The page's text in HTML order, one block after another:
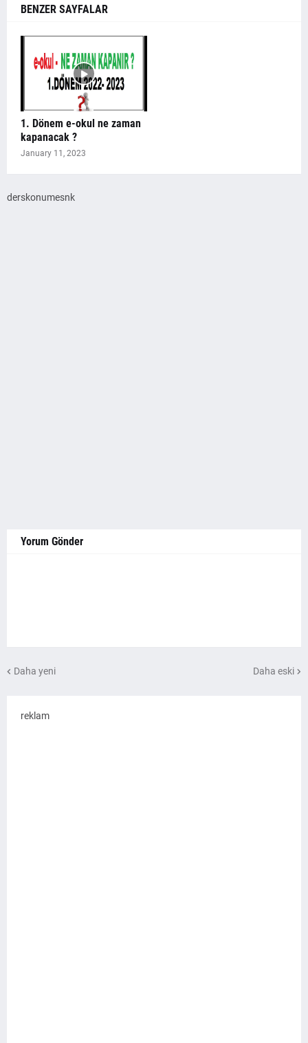
BENZER SAYFALAR
1. Dönem e-okul ne zaman
kapanacak ?
January 11, 2023
derskonumesnk
Yorum Gönder
Daha yeni Daha eski
reklam